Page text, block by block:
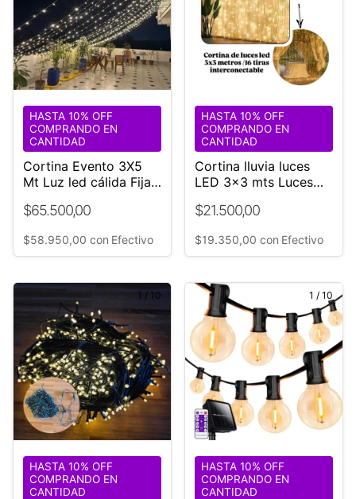
Cortina Evento 3X5
Mt Luz led cálida Fija
$65.500,00
HASTA 10% OFF
COMPRANDO EN
CANTIDAD
$58.950,00 con Efectivo
Cortina lluvia luces
LED 3x3 mts Luces
$21.500,00
HASTA 10% OFF
COMPRANDO EN
CANTIDAD
$19.350,00 con Efectivo
1 / 10
HASTA 10% OFF
COMPRANDO EN
CANTIDAD
1 / 10
HASTA 10% OFF
COMPRANDO EN
CANTIDAD